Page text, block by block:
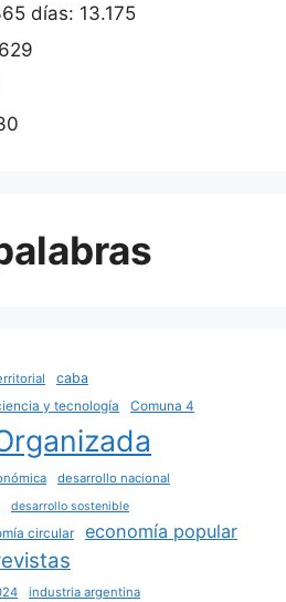
días: 13.175
caba
y tecnología Comuna 4
desarrollo nacional
desarrollo sostenible
circular economía popular
industria argentina